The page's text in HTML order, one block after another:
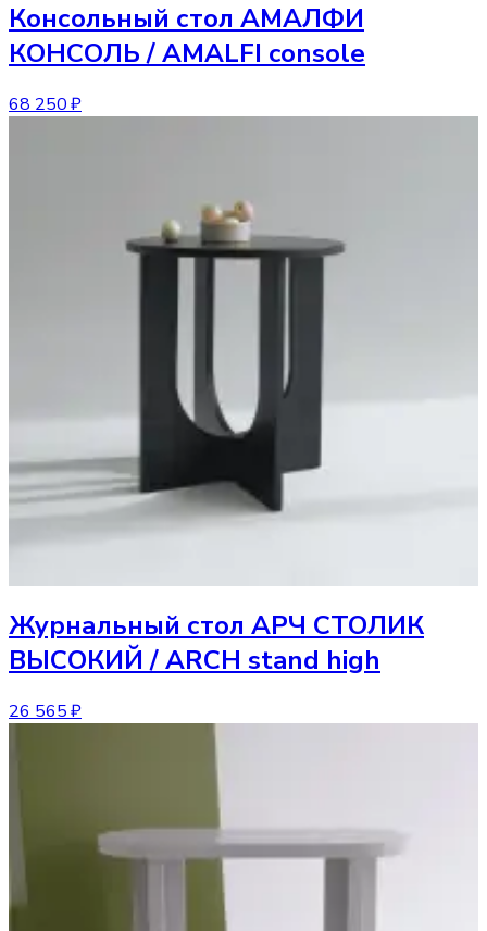
Консольный стол АМАЛФИ
КОНСОЛЬ / AMALFI console
68 250 ₽
Журнальный стол АРЧ СТОЛИК
ВЫСОКИЙ / ARCH stand high
26 565 ₽